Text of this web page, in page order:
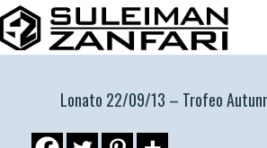
Lonato 22/09/13 – Trofeo